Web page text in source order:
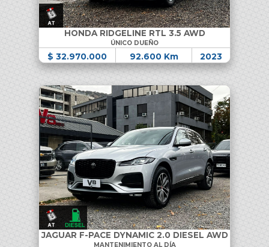
HONDA RIDGELINE RTL 3.5 AWD
ÚNICO DUEÑO
$ 32.970.000 92.600 Km 2023
JAGUAR F-PACE DYNAMIC 2.0 DIESEL AWD
MANTENIMIENTO AL DÍA